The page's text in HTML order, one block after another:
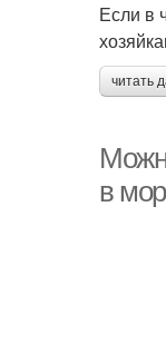
Если в
читать
в